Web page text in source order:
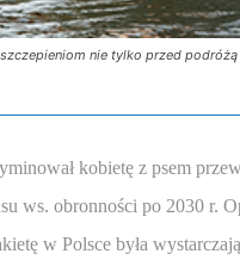
nie tylko przed
kobietę z psem
ws. obronności po 2030 r.
w Polsce była